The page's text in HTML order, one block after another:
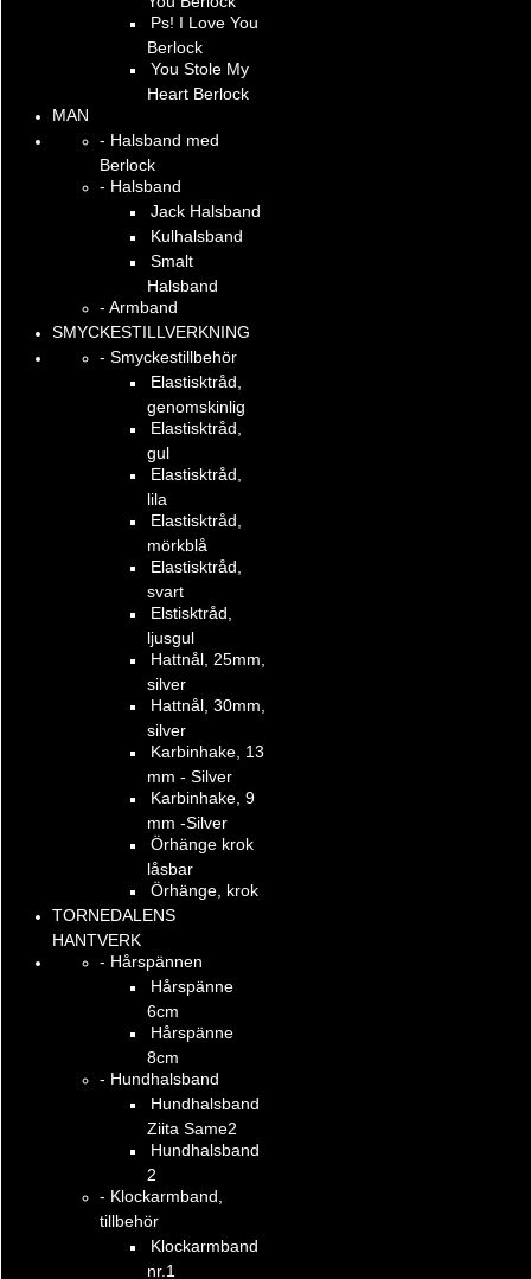
Ps! I Love You
Berlock
You Stole My
Heart Berlock
MAN
- Halsband med
Berlock
- Halsband
Jack Halsband
Kulhalsband
Smalt
Halsband
- Armband
SMYCKESTILLVERKNING
- Smyckestillbehör
Elastisktråd,
genomskinlig
Elastisktråd,
gul
Elastisktråd,
lila
Elastisktråd,
mörkblå
Elastisktråd,
svart
Elstisktråd,
ljusgul
Hattnål, 25mm,
silver
Hattnål, 30mm,
silver
Karbinhake, 13
mm - Silver
Karbinhake, 9
mm -Silver
Örhänge krok
låsbar
Örhänge, krok
TORNEDALENS
HANTVERK
- Hårspännen
Hårspänne
6cm
Hårspänne
8cm
- Hundhalsband
Hundhalsband
Ziita Same2
Hundhalsband
2
- Klockarmband,
tillbehör
Klockarmband
nr.1